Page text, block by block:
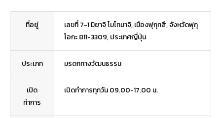
ที่อยู่
เลขที่ 7-1 มิยาจิ โมโทมาจิ, เมืองฟุกุทสึ, จังหวัดฟุกุ
โอกะ 811-3309, ประเทศญี่ปุ่น
ประเภท มรดกทางวัฒนธรรม
เปิด
ทำการ
เปิดทำการทุกวัน 09.00-17.00 น.